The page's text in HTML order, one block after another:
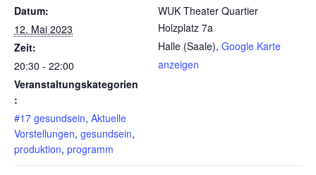
Datum:
12. Mai 2023
Zeit:
20:30 - 22:00
Veranstaltungskategorien
:
#17 gesundsein, Aktuelle
Vorstellungen, gesundsein,
produktion, programm
WUK Theater Quartier
Holzplatz 7a
Halle (Saale), Google Karte
anzeigen